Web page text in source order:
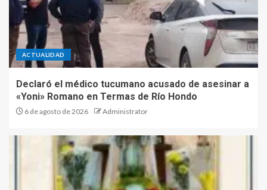
ACTUALIDAD
Declaró el médico tucumano acusado de asesinar a
«Yoni» Romano en Termas de Río Hondo
6 de agosto de 2026 Administrator